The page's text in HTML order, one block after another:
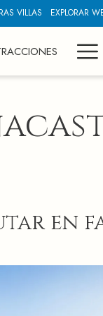
VILLAS EXPLORAR
en